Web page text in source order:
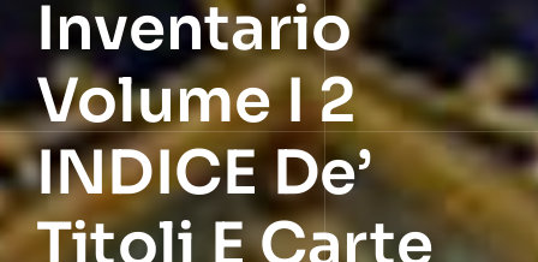
Inventario
Volume I 2
INDICE De’
Titoli E Carte